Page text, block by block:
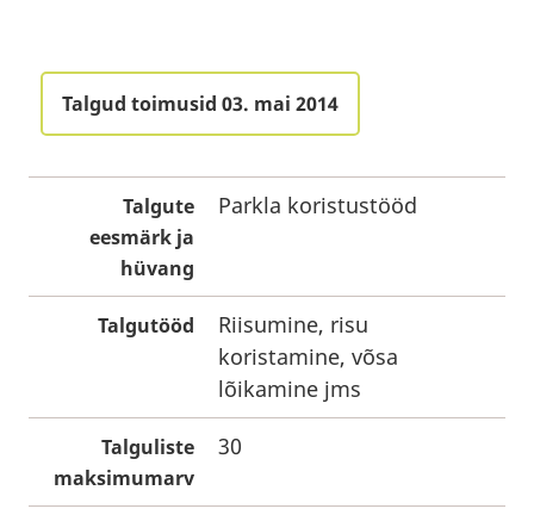
Talgud toimusid 03. mai 2014
Talgute
eesmärk ja
hüvang
Parkla koristustööd
Talgutööd
Riisumine, risu
koristamine, võsa
lõikamine jms
Talguliste
maksimumarv
30